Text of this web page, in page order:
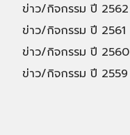
ข่าว/กิจกรรม ปี 2562
ข่าว/กิจกรรม ปี 2561
ข่าว/กิจกรรม ปี 2560
ข่าว/กิจกรรม ปี 2559